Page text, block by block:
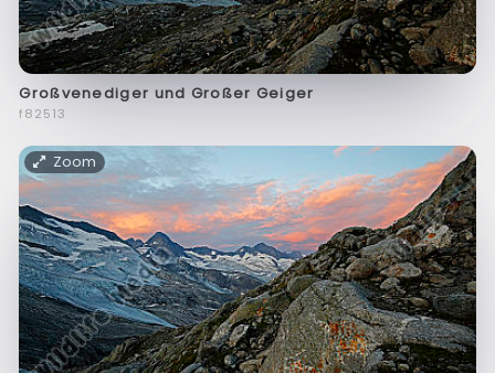
Großvenediger und Großer Geiger
f82513
Zoom